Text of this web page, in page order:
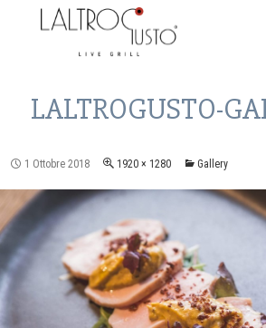
LALTROGUSTO-
1 Ottobre 2018 1920 × 1280 Gallery